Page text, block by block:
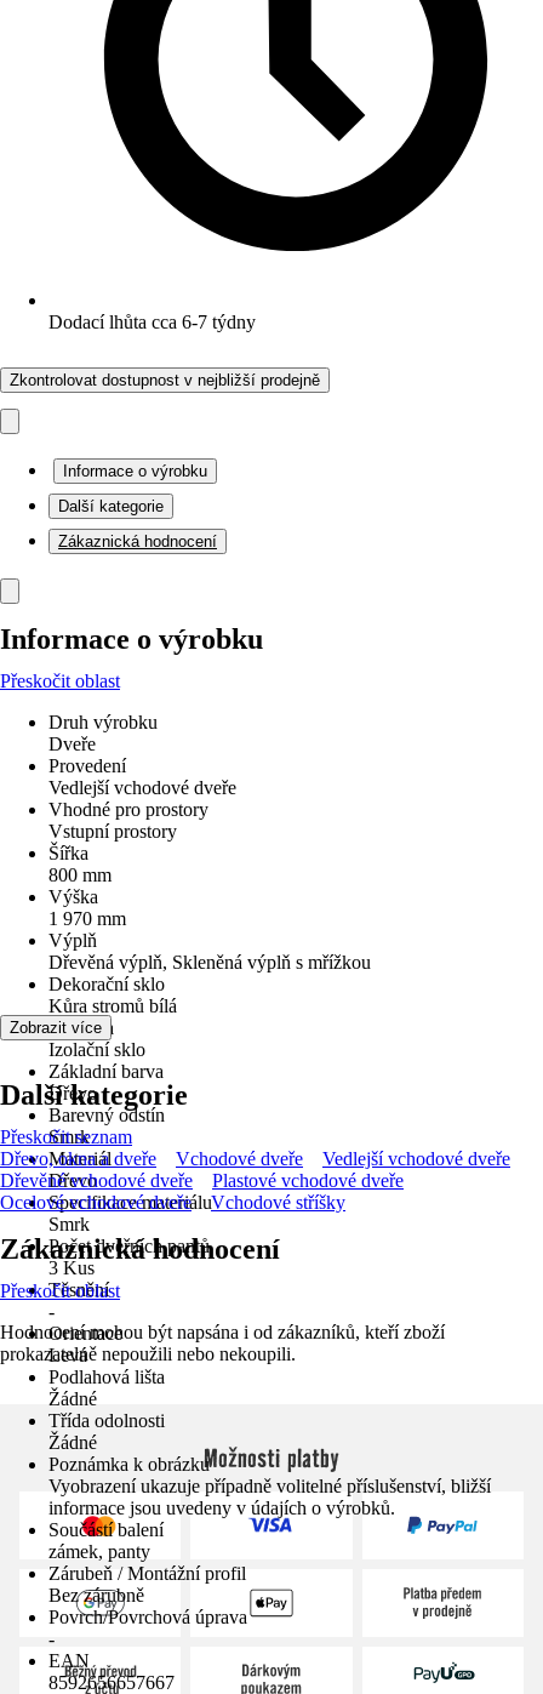
Dodací lhůta cca 6-7 týdny
Zkontrolovat dostupnost v nejbližší prodejně
Informace o výrobku
Další kategorie
Zákaznická hodnocení
Informace o výrobku
Přeskočit oblast
Druh výrobku
Dveře
Provedení
Vedlejší vchodové dveře
Vhodné pro prostory
Vstupní prostory
Šířka
800 mm
Výška
1 970 mm
Výplň
Dřevěná výplň, Skleněná výplň s mřížkou
Dekorační sklo
Kůra stromů bílá
Typ skla
Izolační sklo
Základní barva
Dřevo
Barevný odstín
Smrk
Materiál
Dřevo
Specifikace materiálu
Smrk
Počet dveřních pantů
3 Kus
Těsnění
-
Orientace
Levá
Podlahová lišta
Žádné
Třída odolnosti
Žádné
Poznámka k obrázku
Vyobrazení ukazuje případně volitelné příslušenství, bližší
informace jsou uvedeny v údajích o výrobků.
Součástí balení
zámek, panty
Zárubeň / Montážní profil
Bez zárubně
Povrch/Povrchová úprava
-
EAN
8592656657667
Zobrazit více
Další kategorie
Přeskočit seznam
Dřevo, okna a dveře
Vchodové dveře
Vedlejší vchodové dveře
Dřevěné vchodové dveře
Plastové vchodové dveře
Ocelové vchodové dveře
Vchodové stříšky
Zákaznická hodnocení
Přeskočit oblast
Hodnocení mohou být napsána i od zákazníků, kteří zboží
prokazatelně nepoužili nebo nekoupili.
Možnosti platby